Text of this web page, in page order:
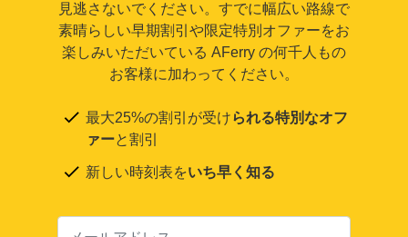
見逃さないでください。すでに幅広い路線で
素晴らしい早期割引や限定特別オファーをお
楽しみいただいている AFerry の何千人もの
お客様に加わってください。
最大25%の割引が受けられる特別なオフ
ァーと割引
新しい時刻表をいち早く知る